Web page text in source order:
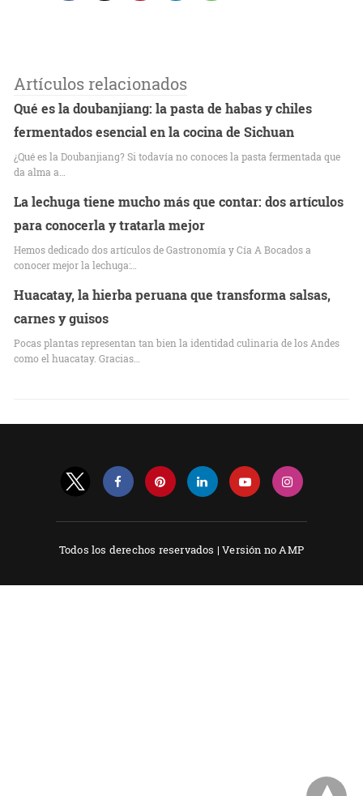
Artículos relacionados
Qué es la doubanjiang: la pasta de habas y chiles
fermentados esencial en la cocina de Sichuan
¿Qué es la Doubanjiang? Si todavía no conoces la pasta fermentada que
da alma a…
La lechuga tiene mucho más que contar: dos artículos
para conocerla y tratarla mejor
Hemos dedicado dos artículos de Gastronomía y Cía A Bocados a
conocer mejor la lechuga:…
Huacatay, la hierba peruana que transforma salsas,
carnes y guisos
Pocas plantas representan tan bien la identidad culinaria de los Andes
como el huacatay. Gracias…
Todos los derechos reservados |Versión no AMP